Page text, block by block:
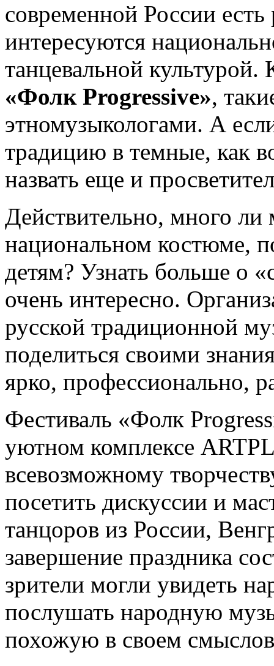
современной России
интересуются
танцевальной культурой.
«Фолк Progressive»,
этномузыкологами. А
традицию в темные, как
назвать еще и
Действительно, много
национальном костюме,
детям? Узнать больше о
очень интересно.
русской традиционной
поделиться своими
ярко, профессионально,
Фестиваль «Фолк
уютном комплексе
всевозможному
посетить дискуссии и
танцоров из России,
завершение праздника
зрители могли увидеть
послушать народную
похожую в своем